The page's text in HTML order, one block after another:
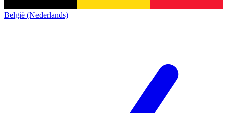
België (Nederlands)